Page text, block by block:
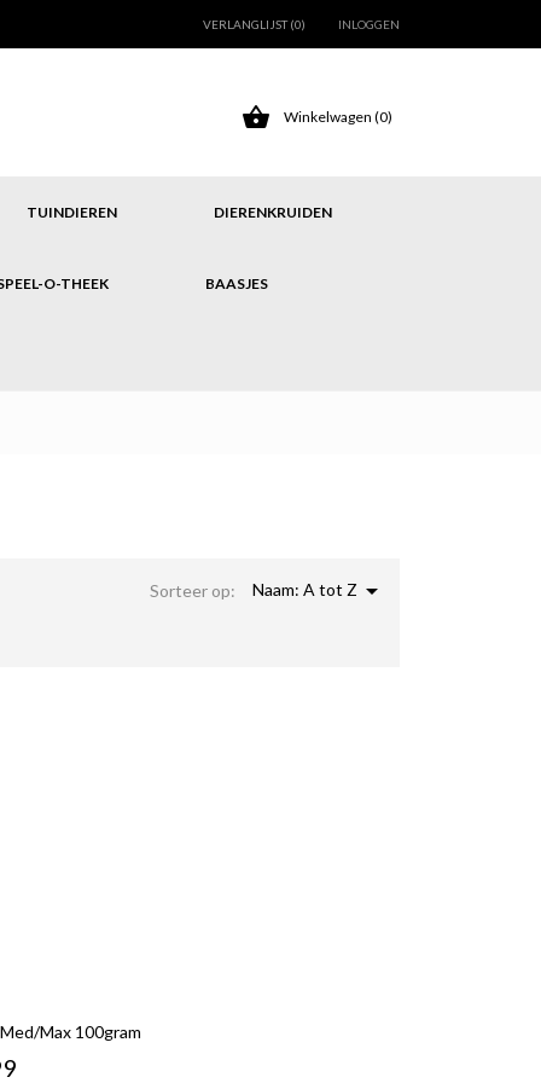
VERLANGLIJST (0) INLOGGEN
 Winkelwagen (0)
TUINDIEREN DIERENKRUIDEN
O-THEEK BAASJES
Sorteer op: Naam: A tot Z 
max 100gram